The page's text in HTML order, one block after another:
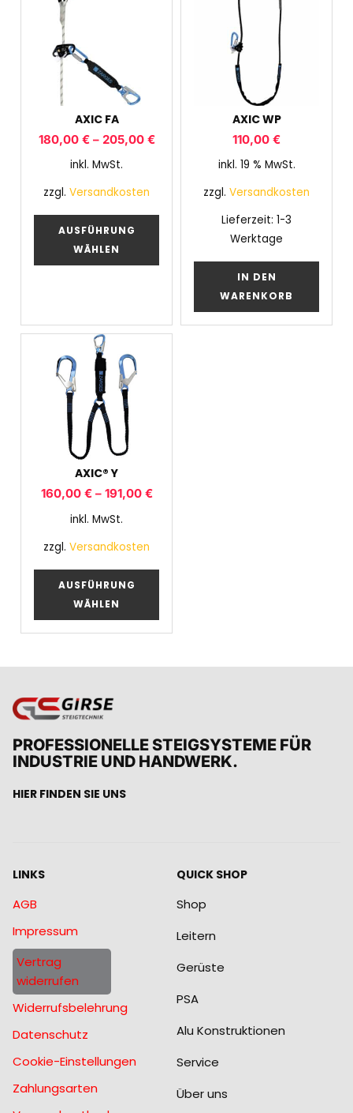
AXIC FA
180,00 €– 205,00 €
inkl. MwSt.
zzgl. Versandkosten
AUSFÜHRUNG
WÄHLEN
AXIC WP
110,00 €
inkl. 19 % MwSt.
zzgl. Versandkosten
Lieferzeit: 1-3
Werktage
IN DEN
WARENKORB
AXIC® Y
160,00 €– 191,00 €
inkl. MwSt.
zzgl. Versandkosten
AUSFÜHRUNG
WÄHLEN
PROFESSIONELLE STEIGSYSTEME FÜR
INDUSTRIE UND HANDWERK.
HIER FINDEN SIE UNS
LINKS
AGB
Impressum
Vertrag
widerrufen
Widerrufsbelehrung
Datenschutz
Cookie-Einstellungen
Zahlungsarten
QUICK SHOP
Shop
Leitern
Gerüste
PSA
Alu Konstruktionen
Service
Über uns